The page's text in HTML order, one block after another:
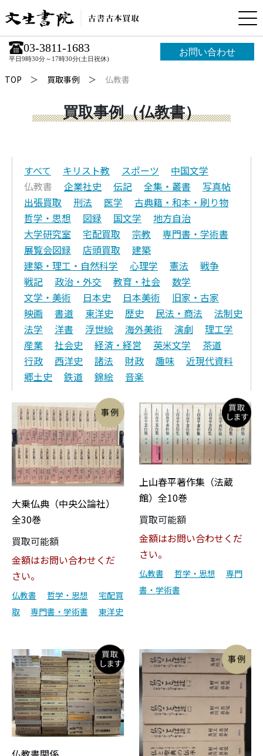
03-3811-1683
平日9時30分～17時30分(土日祝休)
お問い合わせ
TOP 買取事例 仏教書
買取事例（仏教書）
すべて キリスト教 スポーツ
中国文学
仏教書
企業社史 伝記 全集・叢書
写真帖
出張買取
刑法 医学
古典籍・和本・刷り物
哲学・思想
図録 国文学
地方自治
大学研究室
宅配買取 宗教
専門書・学術書
展覧会図録
店頭買取
建築
建築・理工・自然科学
心理学 憲法
戦争
戦記
政治・外交 教育・社会
数学
文学・美術
日本史 日本美術
旧家・古家
映画
書道 東洋史 歴史 民法・商法
法制史
法学
洋書 浮世絵 海外美術 演劇
理工学
産業
社会史 経済・経営 英米文学
茶道
行政
西洋史 諸法 財政 趣味
近現代資料
郷土史
鉄道 錦絵 音楽
大乗仏典（中央公論社）
全30巻
買取可能額
金額はお問い合わせくだ
さい。
仏教書 哲学・思想
宅配買
取
専門書・学術書 東洋史
上山春平著作集（法蔵
館）全10巻
買取可能額
金額はお問い合わせくだ
さい。
仏教書 哲学・思想
専門
書・学術書